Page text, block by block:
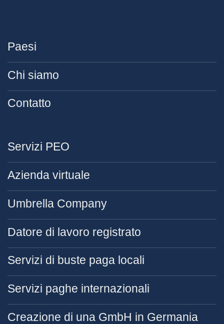
Paesi
Chi siamo
Contatto
Servizi PEO
Azienda virtuale
Umbrella Company
Datore di lavoro registrato
Servizi di buste paga locali
Servizi paghe internazionali
Creazione di una GmbH in Germania